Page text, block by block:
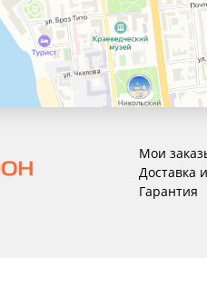
Мои
Доставка
Гарантия